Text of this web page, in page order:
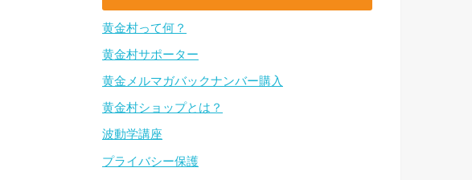
黄金村って何？
黄金村サポーター
黄金メルマガバックナンバー購入
黄金村ショップとは？
波動学講座
プライバシー保護